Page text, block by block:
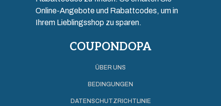
Online-Angebote und Rabattcodes, um in
Ihrem Lieblingsshop zu sparen.
COUPONDOPA
ÜBER UNS
BEDINGUNGEN
DATENSCHUTZRICHTLINIE